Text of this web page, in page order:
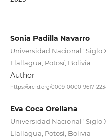
Sonia Padilla Navarro
Universidad Nacional "Siglo
Llallagua, Potosí, Bolivia
Author
https://orcid.org/0009-0000-9617-
Eva Coca Orellana
Universidad Nacional "Siglo
Llallagua, Potosí, Bolivia